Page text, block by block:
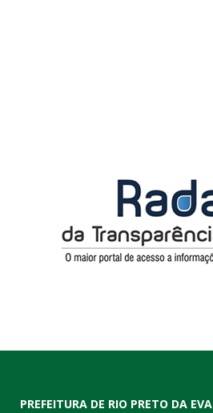
PREFEITURA DE RIO PRETO DA EVA